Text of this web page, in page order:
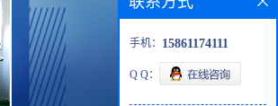
手机： 15861174111
Q Q：